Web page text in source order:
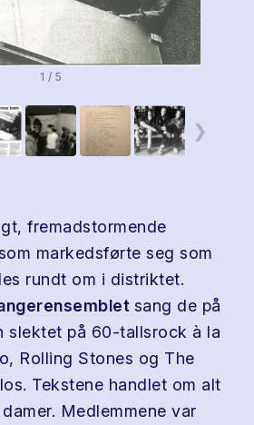
1 / 5
❯
fremadstormende
markedsførte seg som
rundt om i distriktet.
sang de på
slektet på 60-tallsrock à la
Rolling Stones og The
Tekstene handlet om alt
Medlemmene var